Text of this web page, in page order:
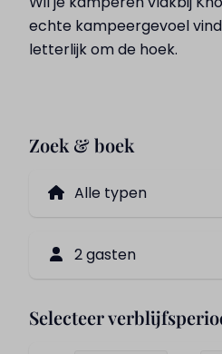
echte kampeergevoel
letterlijk om de hoek.
Zoek & boek
2 gasten
Selecteer